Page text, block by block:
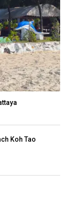
Koh Tao